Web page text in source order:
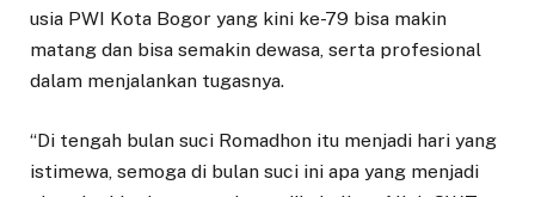
usia PWI Kota Bogor yang kini ke-79 bisa makin
matang dan bisa semakin dewasa, serta profesional
dalam menjalankan tugasnya.
“Di tengah bulan suci Romadhon itu menjadi hari yang
istimewa, semoga di bulan suci ini apa yang menjadi